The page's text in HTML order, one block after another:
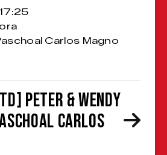
Carlos Magno
Peter & Wendy
Carlos